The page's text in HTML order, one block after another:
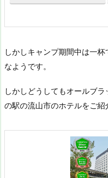
しかしキャンプ期間中は一
なようです。
しかしどうしてもオールブ
の駅の流山市のホテルをご紹